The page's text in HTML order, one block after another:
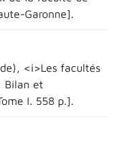
Garonne].
<i>Les facultés
Bilan et
I. 558 p.].